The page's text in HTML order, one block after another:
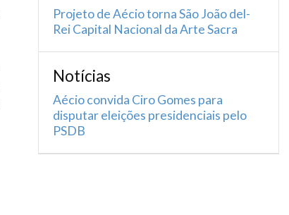
Projeto de Aécio torna São João del-
Rei Capital Nacional da Arte Sacra
Notícias
Aécio convida Ciro Gomes para
disputar eleições presidenciais pelo
PSDB